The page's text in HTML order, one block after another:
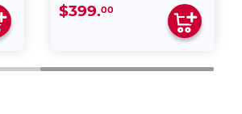
$399.00